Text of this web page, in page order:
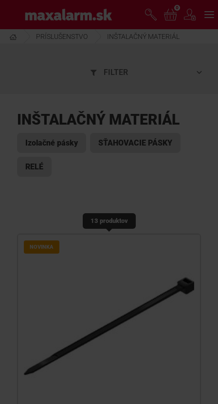
hlavnému
obsahu
www.maxalarm.sk
PRODUKTY
SPOLOČNOSŤ
0
PRÍSLUŠENSTVO INŠTALAČNÝ MATERIÁL
FILTER
INŠTALAČNÝ MATERIÁL
Izolačné pásky SŤAHOVACIE PÁSKY
RELÉ
13 produktov
NOVINKA